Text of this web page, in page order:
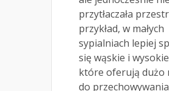
przytłaczała
przykład, w małych
sypialniach lepiej
się wąskie i
które oferują dużo
do